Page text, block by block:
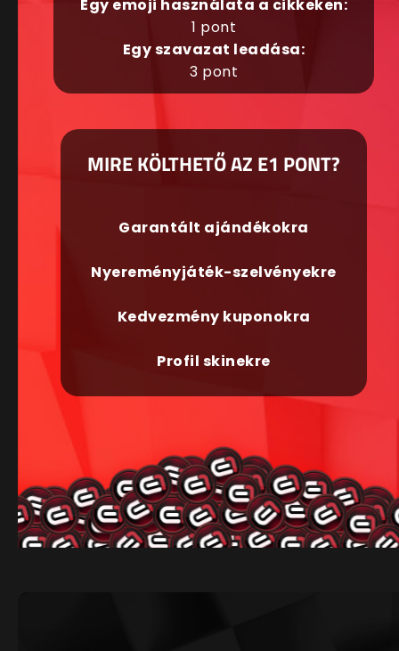
Egy emoji használata a cikkeken:
1 pont
Egy szavazat leadása:
3 pont
MIRE KÖLTHETŐ AZ E1 PONT?
Garantált ajándékokra
Nyereményjáték-szelvényekre
Kedvezmény kuponokra
Profil skinekre